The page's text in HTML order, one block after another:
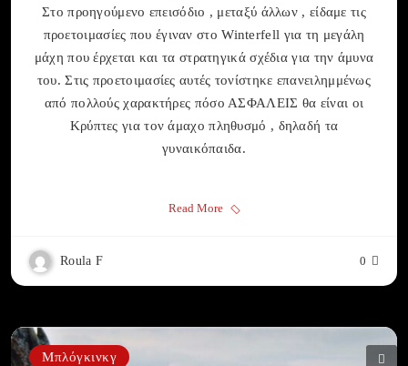
Στο προηγούμενο επεισόδιο , μεταξύ άλλων , είδαμε τις
προετοιμασίες που έγιναν στο Winterfell για τη μεγάλη
μάχη που έρχεται και τα στρατηγικά σχέδια για την άμυνα
του. Στις προετοιμασίες αυτές τονίστηκε επανειλημμένως
από πολλούς χαρακτήρες πόσο ΑΣΦΑΛΕΙΣ θα είναι οι
Κρύπτες για τον άμαχο πληθυσμό , δηλαδή τα
γυναικόπαιδα.
Read More
Roula F 0
Μπλόγκινκγ